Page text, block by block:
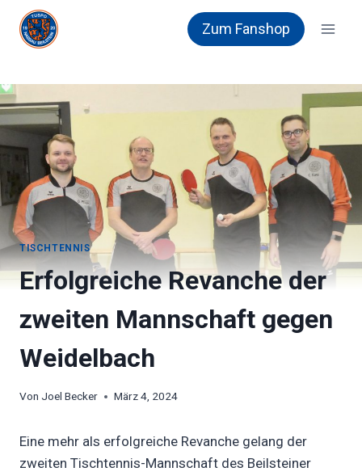
Zum
Inhalt
springen
Zum Fanshop
TISCHTENNIS
Erfolgreiche Revanche der
zweiten Mannschaft gegen
Weidelbach
Von Joel Becker März 4, 2024
Eine mehr als erfolgreiche Revanche gelang der
zweiten Tischtennis-Mannschaft des Beilsteiner